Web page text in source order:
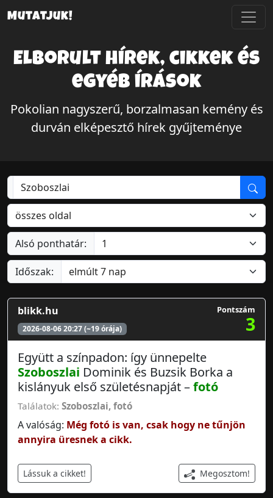
Mutatjuk!
Elborult hírek, cikkek és
egyéb írások
Pokolian nagyszerű, borzalmasan kemény és
durván elképesztő hírek gyűjteménye
Alsó ponthatár:
Időszak:
blikk.hu
2026-08-06 20:27 (~19 órája)
Pontszám
3
Együtt a színpadon: így ünnepelte
Szoboszlai Dominik és Buzsik Borka a
kislányuk első születésnapját –fotó
Találatok: Szoboszlai, fotó
A valóság: Még fotó is van, csak hogy ne tűnjön
annyira üresnek a cikk.
Lássuk a cikket! Megosztom!